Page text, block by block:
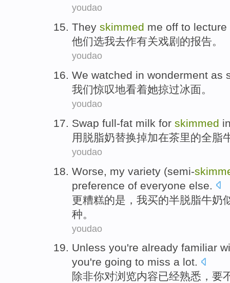
youdao
They skimmed me off to lecture
他们选我去作有关戏剧的报告。
youdao
We watched in wonderment as
我们惊叹地看着她掠过冰面。
youdao
Swap full-fat milk for skimmed
用 脱脂奶替换掉加在茶里的全脂
youdao
Worse my variety (semi-
preference of everyone else
更糟糕的是 ， 我买的半脱脂牛奶
种 。
youdao
Unless you're already familiar
you're going to miss a lot.
除非你对浏览内容已经熟悉 ，要